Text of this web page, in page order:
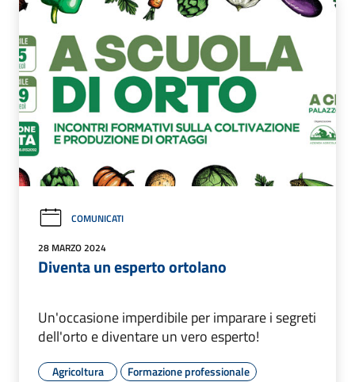
COMUNICATI
28 MARZO 2024
Diventa un esperto ortolano
Un'occasione imperdibile per imparare i segreti
dell'orto e diventare un vero esperto!
Agricoltura Formazione professionale